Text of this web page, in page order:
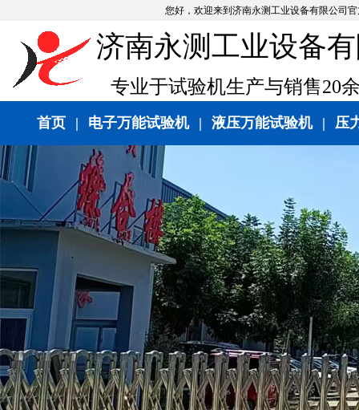
您好，欢迎来到济南永测工业设备有限公司
济南永测工业设备
专业于试验机生产与销售20
首页 | 电子万能试验机 | 液压万能试验机 | 压